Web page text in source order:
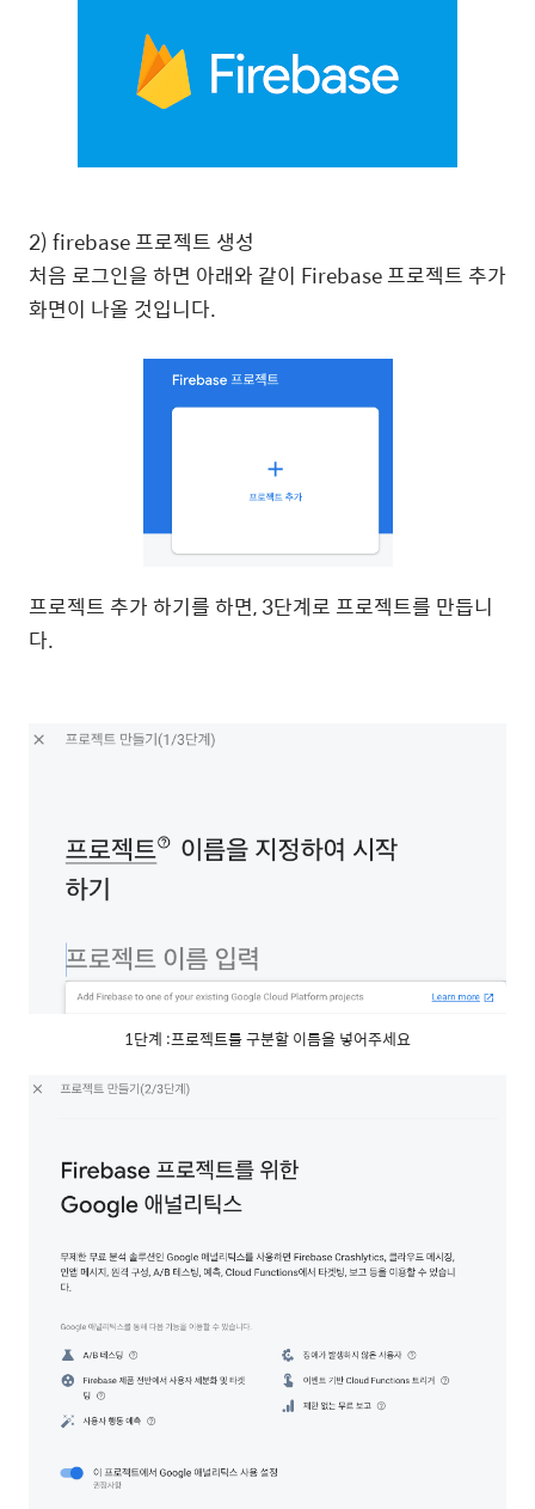
2) firebase 프로젝트 생성
처음 로그인을 하면 아래와 같이 Firebase 프로젝트 추가
화면이 나올 것입니다.
프로젝트 추가 하기를 하면, 3단계로 프로젝트를 만듭니
다.
1단계 :프로젝트를 구분할 이름을 넣어주세요